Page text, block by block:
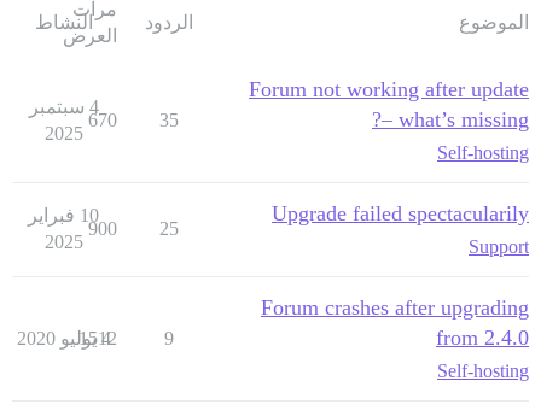
الموضوع الردود
مرات
العرض
النشاط
Forum not working after update
– what’s missing?
Self-hosting
35
670
4 سبتمبر
2025
Upgrade failed spectacularily
Support
25
900
10 فبراير
2025
Forum crashes after upgrading
from 2.4.0
Self-hosting
9
1512
4 يوليو 2020